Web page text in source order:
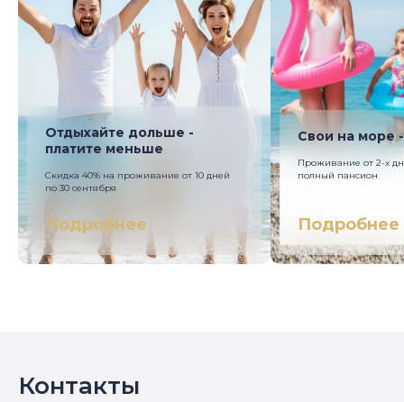
Отдыхайте дольше -
платите меньше
Скидка 40% на проживание от 10 дней
по 30 сентября
Подробнее
Свои на море
Проживание от 2-х
полный пансион
Подробнее
Контакты